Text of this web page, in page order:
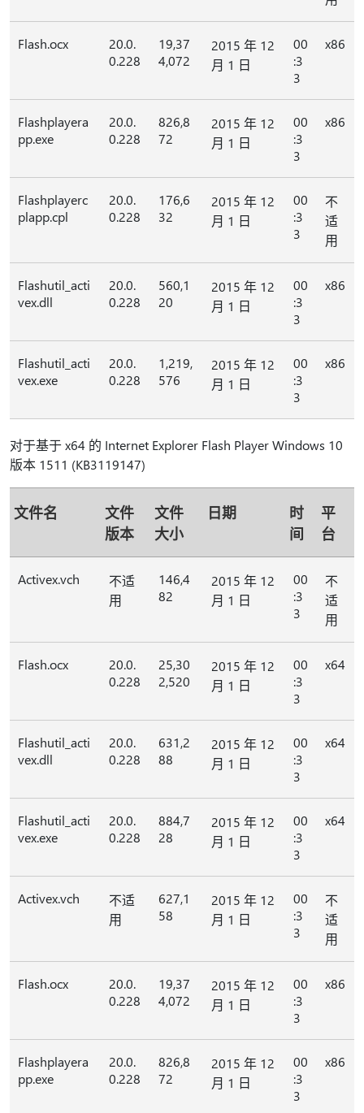
Flash.ocx
20.0.
0.228
19,37
4,072
2015 年 12
月 1 日
00
:3
3
x86
Flashplayera
pp.exe
20.0.
0.228
826,8
72
2015 年 12
月 1 日
00
:3
3
x86
Flashplayerc
plapp.cpl
20.0.
0.228
176,6
32
2015 年 12
月 1 日
00
:3
3
不
适
用
Flashutil_acti
vex.dll
20.0.
0.228
560,1
20
2015 年 12
月 1 日
00
:3
3
x86
Flashutil_acti
vex.exe
20.0.
0.228
1,219,
576
2015 年 12
月 1 日
00
:3
3
x86
对于基于 x64 的 Internet Explorer Flash Player Windows 10
版本 1511 (KB3119147)
文件名
文件
版本
文件
大小
日期
时
间
平
台
Activex.vch
不适
用
146,4
82
2015 年 12
月 1 日
00
:3
3
不
适
用
Flash.ocx
20.0.
0.228
25,30
2,520
2015 年 12
月 1 日
00
:3
3
x64
Flashutil_acti
vex.dll
20.0.
0.228
631,2
88
2015 年 12
月 1 日
00
:3
3
x64
Flashutil_acti
vex.exe
20.0.
0.228
884,7
28
2015 年 12
月 1 日
00
:3
3
x64
Activex.vch
不适
用
627,1
58
2015 年 12
月 1 日
00
:3
3
不
适
用
Flash.ocx
20.0.
0.228
19,37
4,072
2015 年 12
月 1 日
00
:3
3
x86
Flashplayera
pp.exe
20.0.
0.228
826,8
72
2015 年 12
月 1 日
00
:3
3
x86